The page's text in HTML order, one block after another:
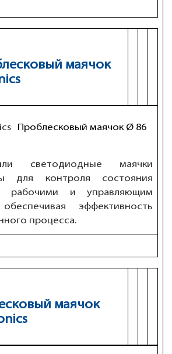
маячок
Проблесковый маячок Ø 86
светодиодные маячки
для контроля состояния
рабочими и управляющим
эффективность
процесса.
маячок